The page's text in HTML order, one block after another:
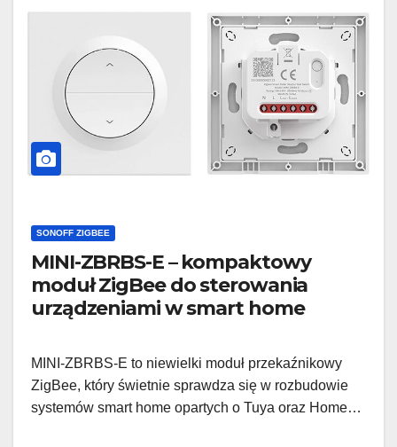
SONOFF ZIGBEE
MINI-ZBRBS-E – kompaktowy
moduł ZigBee do sterowania
urządzeniami w smart home
MINI-ZBRBS-E to niewielki moduł przekaźnikowy
ZigBee, który świetnie sprawdza się w rozbudowie
systemów smart home opartych o Tuya oraz Home…